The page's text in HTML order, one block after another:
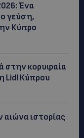
Ένα
γεύση,
Κύπρο
στην κορυφαία
Lidl Κύπρου
αιώνα ιστορίας